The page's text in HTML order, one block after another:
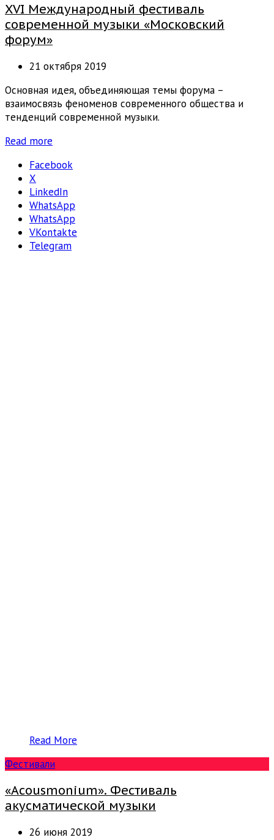
XVI Международный фестиваль
современной музыки «Московский
форум»
21 октября 2019
Основная идея, объединяющая темы форума –
взаимосвязь феноменов современного общества и
тенденций современной музыки.
Read more
Facebook
X
LinkedIn
WhatsApp
WhatsApp
VKontakte
Telegram
Read More
Фестивали
«Acousmonium». Фестиваль
акусматической музыки
26 июня 2019